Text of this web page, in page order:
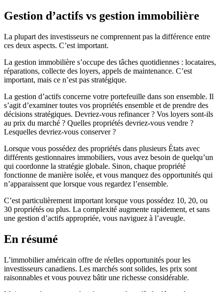
Gestion d’actifs vs gestion immobilière
La plupart des investisseurs ne comprennent pas la différence entre
ces deux aspects. C’est important.
La gestion immobilière s’occupe des tâches quotidiennes : locataires,
réparations, collecte des loyers, appels de maintenance. C’est
important, mais ce n’est pas stratégique.
La gestion d’actifs concerne votre portefeuille dans son ensemble. Il
s’agit d’examiner toutes vos propriétés ensemble et de prendre des
décisions stratégiques. Devriez-vous refinancer ? Vos loyers sont-ils
au prix du marché ? Quelles propriétés devriez-vous vendre ?
Lesquelles devriez-vous conserver ?
Lorsque vous possédez des propriétés dans plusieurs États avec
différents gestionnaires immobiliers, vous avez besoin de quelqu’un
qui coordonne la stratégie globale. Sinon, chaque propriété
fonctionne de manière isolée, et vous manquez des opportunités qui
n’apparaissent que lorsque vous regardez l’ensemble.
C’est particulièrement important lorsque vous possédez 10, 20, ou
30 propriétés ou plus. La complexité augmente rapidement, et sans
une gestion d’actifs appropriée, vous naviguez à l’aveugle.
En résumé
L’immobilier américain offre de réelles opportunités pour les
investisseurs canadiens. Les marchés sont solides, les prix sont
raisonnables et vous pouvez bâtir une richesse considérable.